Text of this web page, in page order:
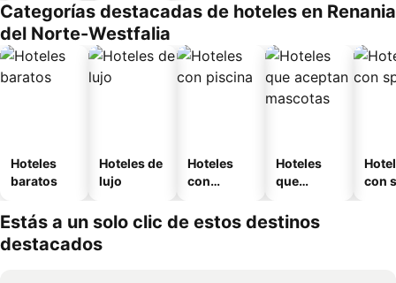
Categorías destacadas de hoteles en Renania
del Norte-Westfalia
Hoteles
baratos
Hoteles de
lujo
Hoteles
con
Hoteles
que
mascotas
con
Estás a un solo clic de estos destinos
destacados